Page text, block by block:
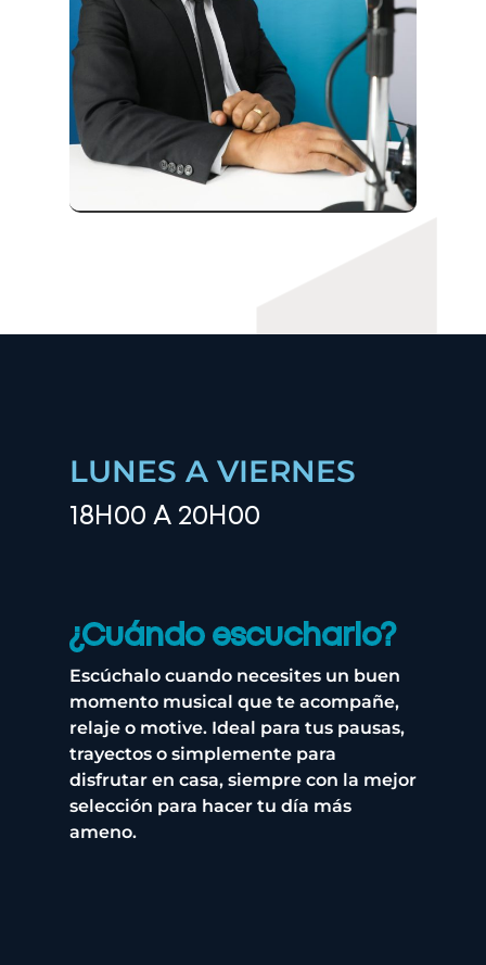
¿Cuándo escucharlo?
Escúchalo cuando necesites un buen
momento musical que te acompañe,
relaje o motive. Ideal para tus pausas,
trayectos o simplemente para
disfrutar en casa, siempre con la mejor
selección para hacer tu día más
ameno.
LUNES A VIERNES
18H00 A 20H00